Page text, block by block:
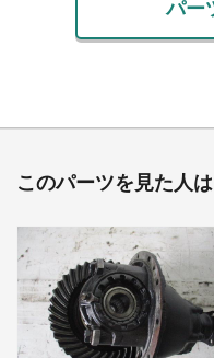
パー
このパーツを見た人